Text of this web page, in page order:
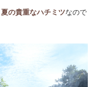
夏の貴重なハチミツなので